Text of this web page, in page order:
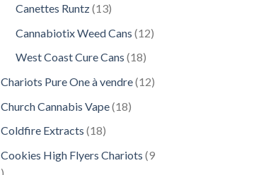
Canettes Runtz 1313
Cannabiotix Weed Cans 1212
West Coast Cure Cans 1818
Chariots Pure One à vendre 1212
Church Cannabis Vape 1818
Coldfire Extracts 1818
Cookies High Flyers Chariots 9
9